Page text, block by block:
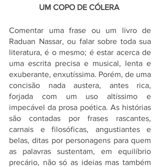
UM COPO DE CÓLERA
Comentar uma frase ou um livro de
Raduan Nassar, ou falar sobre toda sua
literatura, é o mesmo; é estar acerca de
uma escrita precisa e musical, lenta e
exuberante, enxutíssima. Porém, de uma
concisão nada austera, antes rica,
forjada com um uso altíssimo e
impecável da prosa poética. As histórias
são contadas por frases rascantes,
carnais e filosóficas, angustiantes e
belas, ditas por personagens para quem
as palavras sustentam, em equilíbrio
precário, não só as ideias mas também